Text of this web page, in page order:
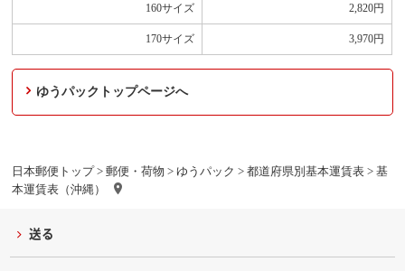
日本郵便トップ> 郵便・荷物 > ゆうパック > 都道府県別基本運賃表> 基
本運賃表（沖縄）
160サイズ 2,820円
170サイズ 3,970円
ゆうパックトップページへ
送る